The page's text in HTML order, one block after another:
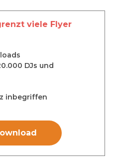
viele Flyer
DJs und
inbegriffen